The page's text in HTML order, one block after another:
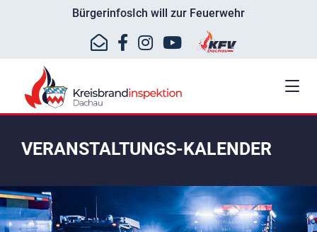
BürgerinfosIch will zur Feuerwehr
VERANSTALTUNGS-KALENDER